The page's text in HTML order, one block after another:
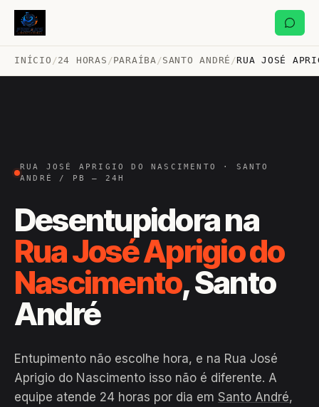
INÍCIO /24 HORAS /PARAÍBA /SANTO ANDRÉ /RUA JOSÉ
RUA JOSÉ APRIGIO DO NASCIMENTO · SANTO
ANDRÉ / PB — 24H
Desentupidora na
Rua José Aprigio do
Nascimento, Santo
André
Entupimento não escolhe hora, e na Rua José
Aprigio do Nascimento isso não é diferente. A
equipe atende 24 horas por dia em Santo André,